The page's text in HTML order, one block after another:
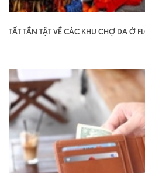
TẤT TẦN TẬT VỀ CÁC KHU CHỢ DA Ở